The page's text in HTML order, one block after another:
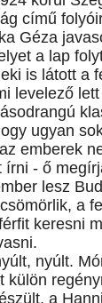
című
Géza
a lap
is látott a
levelező
ugyan
emberek
írni - ő
lesz
a
keresni
nyúlt.
külön
a